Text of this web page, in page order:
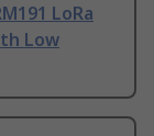
LoRa
Low